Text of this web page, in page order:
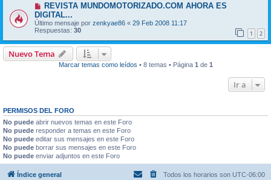
REVISTA MUNDOMOTORIZADO.COM AHORA ES
DIGITAL...
Último mensaje por zenkyae86 « 29 Feb 2008 11:17
Respuestas: 30 1 2
Nuevo Tema
Marcar temas como leídos • 8 temas • Página 1 de 1
Ir a
PERMISOS DEL FORO
No puede abrir nuevos temas en este Foro
No puede responder a temas en este Foro
No puede editar sus mensajes en este Foro
No puede borrar sus mensajes en este Foro
No puede enviar adjuntos en este Foro
Índice general Todos los horarios son UTC-06:00